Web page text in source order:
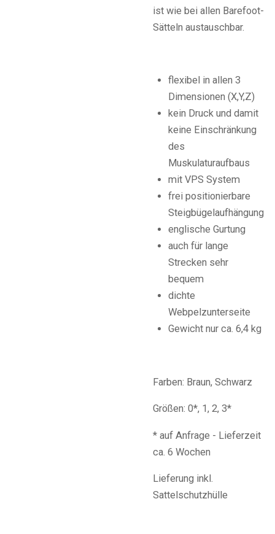
ist wie bei allen Barefoot-
Sätteln austauschbar.
flexibel in allen 3
Dimensionen (X,Y,Z)
kein Druck und damit
keine Einschränkung
des
Muskulaturaufbaus
mit VPS System
frei positionierbare
Steigbügelaufhängung
englische Gurtung
auch für lange
Strecken sehr
bequem
dichte
Webpelzunterseite
Gewicht nur ca. 6,4 kg
Farben: Braun, Schwarz
Größen: 0*, 1, 2, 3*
* auf Anfrage - Lieferzeit
ca. 6 Wochen
Lieferung inkl.
Sattelschutzhülle